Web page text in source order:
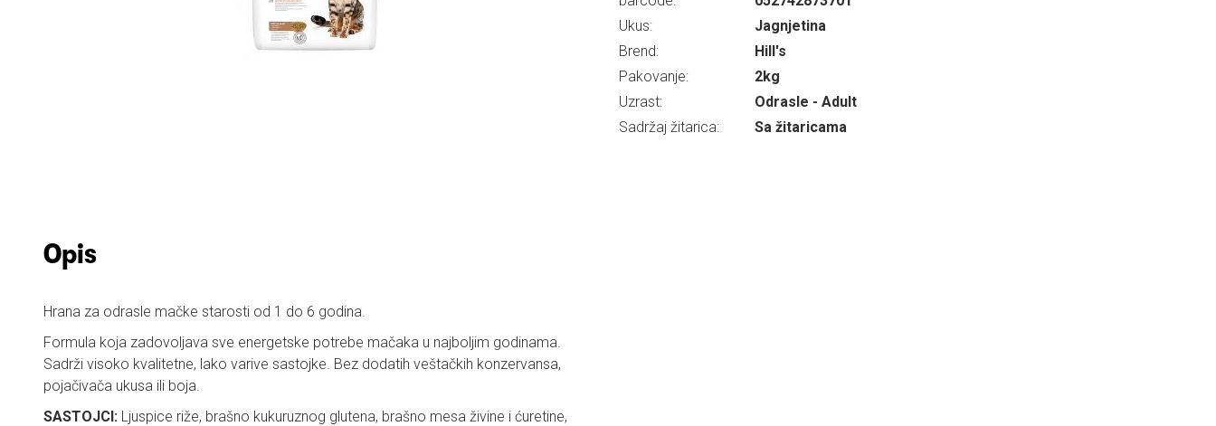
Opis
Hrana za odrasle mačke starosti od 1 do 6 godina.
Formula koja zadovoljava sve energetske potrebe mačaka u najboljim godinama.
Sadrži visoko kvalitetne, lako varive sastojke. Bez dodatih veštačkih konzervansa,
pojačivača ukusa ili boja.
SASTOJCI: Ljuspice riže, brašno kukuruznog glutena, brašno mesa živine i ćuretine,
Ukus:
Jagnjetina
Brend:
Hill's
Pakovanje:
2kg
Uzrast:
Odrasle - Adult
Sadržaj žitarica:
Sa žitaricama